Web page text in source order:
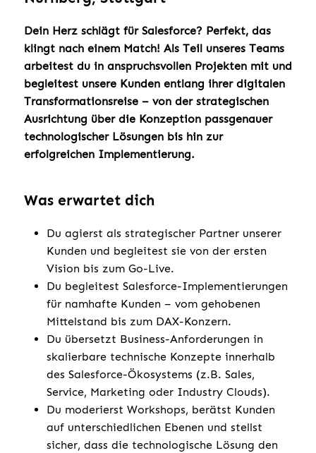
Dein Herz schlägt für Salesforce? Perfekt, das
klingt nach einem Match! Als Teil unseres Teams
arbeitest du in anspruchsvollen Projekten mit und
begleitest unsere Kunden entlang ihrer digitalen
Transformationsreise – von der strategischen
Ausrichtung über die Konzeption passgenauer
technologischer Lösungen bis hin zur
erfolgreichen Implementierung.
Was erwartet dich
Du agierst als strategischer Partner unserer
Kunden und begleitest sie von der ersten
Vision bis zum Go-Live.
Du begleitest Salesforce-Implementierungen
für namhafte Kunden – vom gehobenen
Mittelstand bis zum DAX-Konzern.
Du übersetzt Business-Anforderungen in
skalierbare technische Konzepte innerhalb
des Salesforce-Ökosystems (z.B. Sales,
Service, Marketing oder Industry Clouds).
Du moderierst Workshops, berätst Kunden
auf unterschiedlichen Ebenen und stellst
sicher, dass die technologische Lösung den